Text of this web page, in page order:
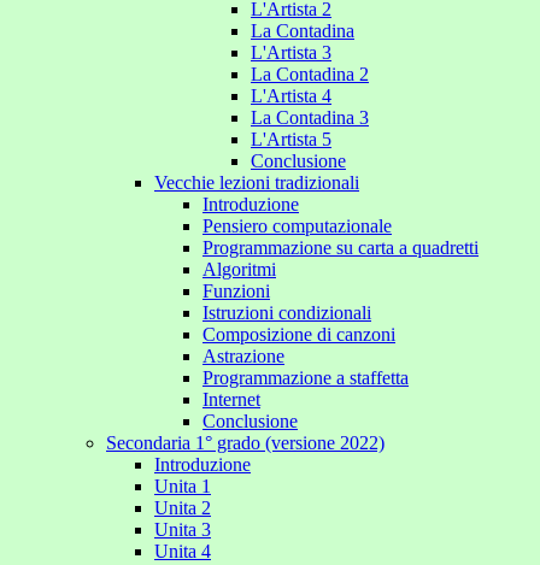
L'Artista 2
La Contadina
L'Artista 3
La Contadina 2
L'Artista 4
La Contadina 3
L'Artista 5
Conclusione
Vecchie lezioni tradizionali
Introduzione
Pensiero computazionale
Programmazione su carta a quadretti
Algoritmi
Funzioni
Istruzioni condizionali
Composizione di canzoni
Astrazione
Programmazione a staffetta
Internet
Conclusione
Secondaria 1° grado (versione 2022)
Introduzione
Unita 1
Unita 2
Unita 3
Unita 4